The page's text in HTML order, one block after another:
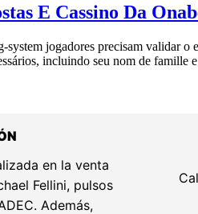
E Cassino Da
jogadores precisam validar
incluindo seu nom de
en la venta
Fellini, pulsos
Además,